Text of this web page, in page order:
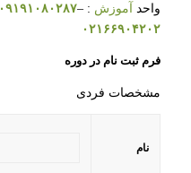
واحد آموزش : –۰۹۱۹۱۰۸۰۲۸۷
۰۲۱۶۶۹۰۴۲۰۲
فرم ثبت نام در دوره
مشخصات فردی
نام